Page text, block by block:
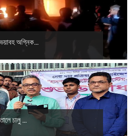
ভয়াবহ অগ্নিক...
চালু ...